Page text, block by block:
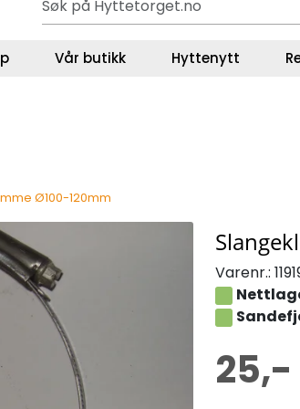
Gavekort - Gaven som ALLTID
Vår butikk Hyttenytt
Ø100-120mm
Varenr.:
25,-